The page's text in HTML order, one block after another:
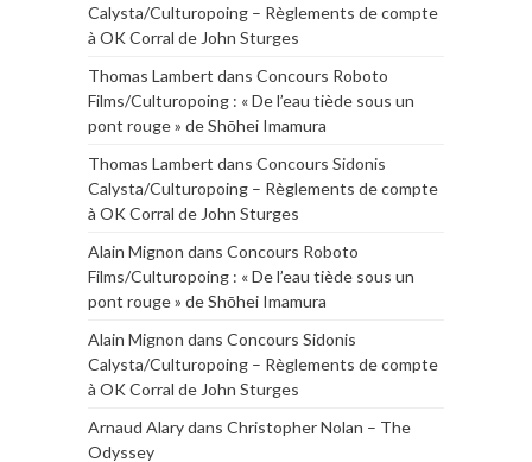
Calysta/Culturopoing – Règlements de compte
à OK Corral de John Sturges
Thomas Lambert dans Concours Roboto
Films/Culturopoing : « De l’eau tiède sous un
pont rouge » de Shōhei Imamura
Thomas Lambert dans Concours Sidonis
Calysta/Culturopoing – Règlements de compte
à OK Corral de John Sturges
Alain Mignon dans Concours Roboto
Films/Culturopoing : « De l’eau tiède sous un
pont rouge » de Shōhei Imamura
Alain Mignon dans Concours Sidonis
Calysta/Culturopoing – Règlements de compte
à OK Corral de John Sturges
Arnaud Alarydans Christopher Nolan – The
Odyssey